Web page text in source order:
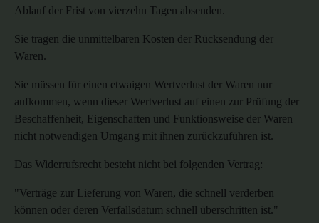
Ablauf der Frist von vierzehn Tagen absenden.
Sie tragen die unmittelbaren Kosten der Rücksendung der
Waren.
Sie müssen für einen etwaigen Wertverlust der Waren nur
aufkommen, wenn dieser Wertverlust auf einen zur Prüfung der
Beschaffenheit, Eigenschaften und Funktionsweise der Waren
nicht notwendigen Umgang mit ihnen zurückzuführen ist.
Das Widerrufsrecht besteht nicht bei folgenden Vertrag:
"Verträge zur Lieferung von Waren, die schnell verderben
können oder deren Verfallsdatum schnell überschritten ist."